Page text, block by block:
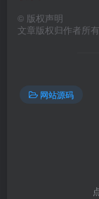
© 版权声明
文章版权归作者所
网站源码